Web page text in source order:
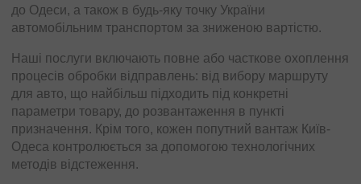
до Одеси, а також в будь-яку точку України
автомобільним транспортом за зниженою вартістю.
Наші послуги включають повне або часткове охоплення
процесів обробки відправлень: від вибору маршруту
для авто, що найбільш підходить під конкретні
параметри товару, до розвантаження в пункті
призначення. Крім того, кожен попутний вантаж Київ-
Одеса контролюється за допомогою технологічних
методів відстеження.